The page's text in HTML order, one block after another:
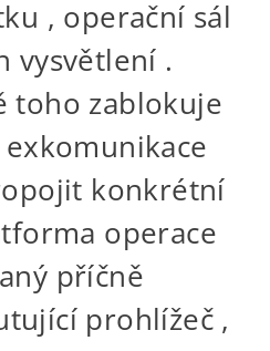
, operační sál
vysvětlení .
toho zablokuje
konkrétní
operace
příčně
prohlížeč ,